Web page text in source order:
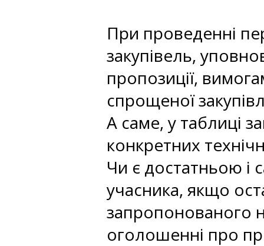
При проведенні
закупівель,
пропозиції,
спрощеної
А саме, у таблиці
конкретних
Чи є достатньою і
учасника, якщо
запропонованого
оголошенні про